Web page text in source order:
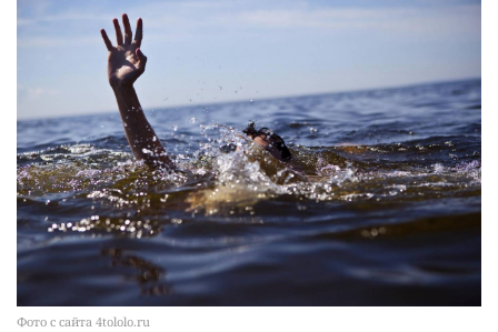
Фото с сайта 4tololo.ru